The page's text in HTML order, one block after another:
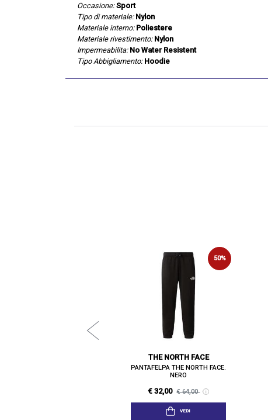
Occasione: Sport
Tipo di materiale: Nylon
Materiale interno: Poliestere
Materiale rivestimento: Nylon
Impermeabilita: No Water Resistent
Tipo Abbigliamento: Hoodie
50%
THE NORTH FACE
PANTAFELPA THE NORTH FACE.
NERO
€ 32,00 € 64,00
VEDI